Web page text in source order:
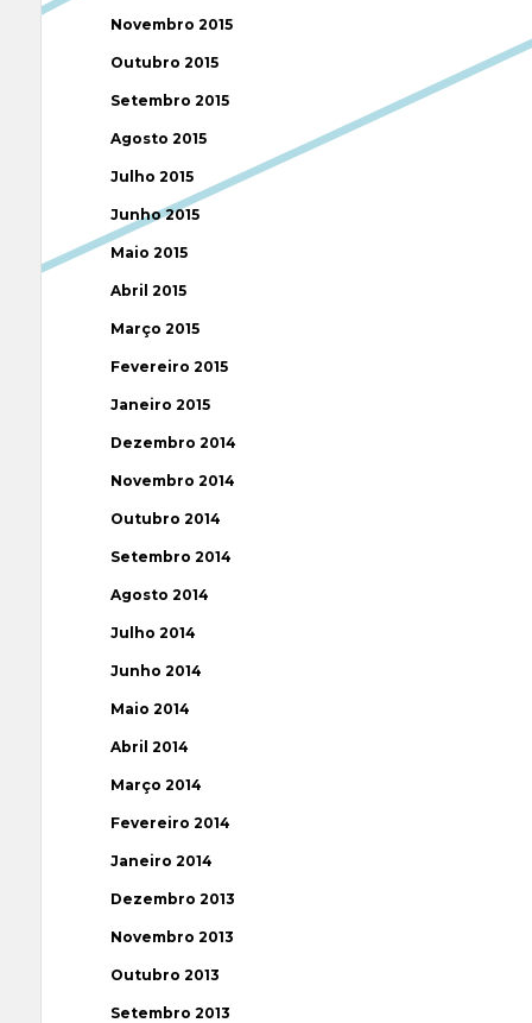
Novembro 2015
Outubro 2015
Setembro 2015
Agosto 2015
Julho 2015
Junho 2015
Maio 2015
Abril 2015
Março 2015
Fevereiro 2015
Janeiro 2015
Dezembro 2014
Novembro 2014
Outubro 2014
Setembro 2014
Agosto 2014
Julho 2014
Junho 2014
Maio 2014
Abril 2014
Março 2014
Fevereiro 2014
Janeiro 2014
Dezembro 2013
Novembro 2013
Outubro 2013
Setembro 2013